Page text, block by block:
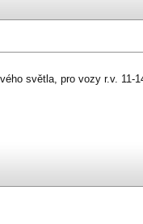
světla, pro vozy r.v. 11-